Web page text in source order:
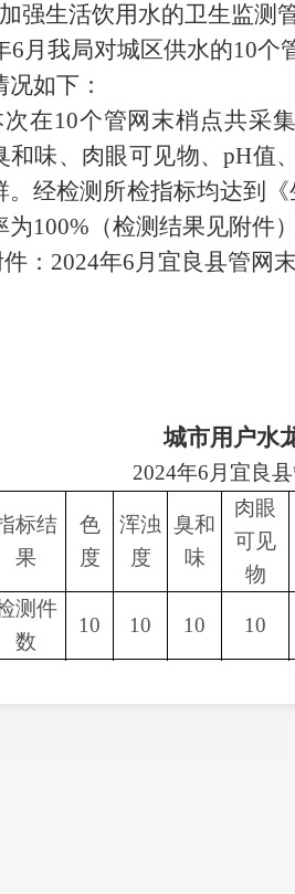
强生活饮用水的卫生监测
6月我局对城区供水的10个
如下：
次在10个管网末梢点共采
和味、肉眼可见物、pH值
。经检测所检指标均达到《
为100% （检测结果见附件）
： 2024年6月宜良县管网
城市用户水
2024年6月宜良
标结
果
色
度
浑浊
度
臭和
味
肉眼
可见
物
测件
数
10 10 10 10
数